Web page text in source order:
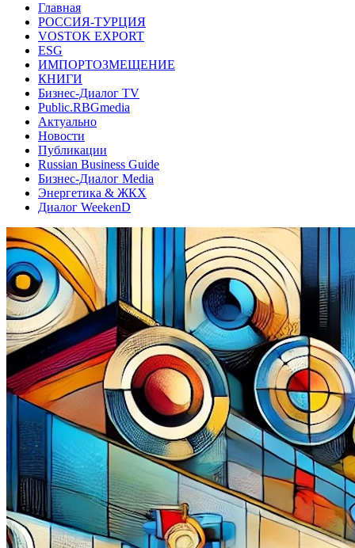
Главная
РОССИЯ-ТУРЦИЯ
VOSTOK EXPORT
ESG
ИМПОРТОЗМЕЩЕНИЕ
КНИГИ
Бизнес-Диалог TV
Public.RBGmedia
Актуально
Новости
Публикации
Russian Business Guide
Бизнес-Диалог Media
Энергетика & ЖКХ
Диалог WeekenD